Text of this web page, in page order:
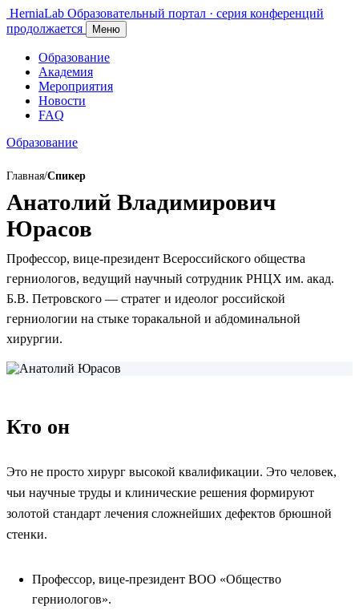
HerniaLab Образовательный портал · серия конференций
продолжается
Меню
Образование
Академия
Мероприятия
Новости
FAQ
Образование
Главная/Спикер
Анатолий Владимирович
Юрасов
Профессор, вице-президент Всероссийского общества
герниологов, ведущий научный сотрудник РНЦХ им. акад.
Б.В. Петровского — стратег и идеолог российской
герниологии на стыке торакальной и абдоминальной
хирургии.
Кто он
Это не просто хирург высокой квалификации. Это человек,
чьи научные труды и клинические решения формируют
золотой стандарт лечения сложнейших дефектов брюшной
стенки.
Профессор, вице-президент ВОО «Общество
герниологов».